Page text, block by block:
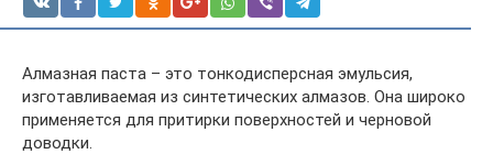
Алмазная паста – это тонкодисперсная эмульсия,
изготавливаемая из синтетических алмазов. Она широко
применяется для притирки поверхностей и черновой
доводки.